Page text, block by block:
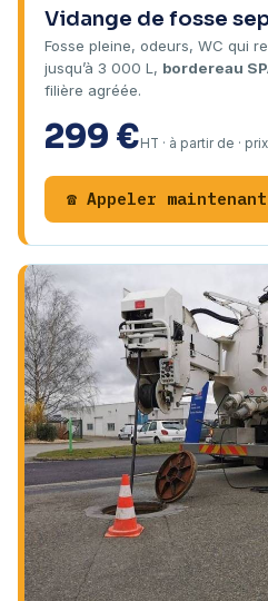
Vidange de fosse
Fosse pleine, odeurs, WC qui
jusqu’à 3 000 L, bordereau
filière agréée.
299 € HT · à partir de ·
☎ Appeler maintenant